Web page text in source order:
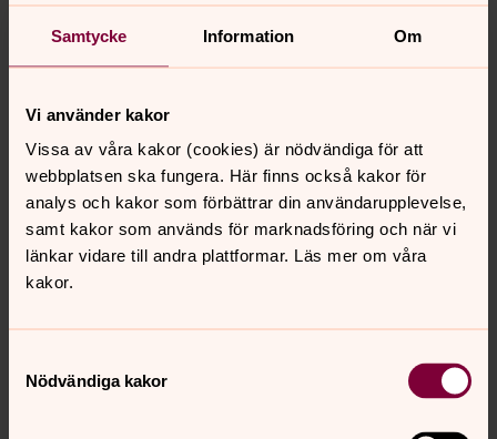
Samtycke Information Om
Vi använder kakor
Vissa av våra kakor (cookies) är nödvändiga för att
webbplatsen ska fungera. Här finns också kakor för
analys och kakor som förbättrar din användarupplevelse,
samt kakor som används för marknadsföring och när vi
länkar vidare till andra plattformar. Läs mer om våra
kakor.
Nödvändiga kakor
På altaret står två ljus samt blommor i blandade färger
Gammaltestamentlig
Epistel
Evangelium
Kyrkoårets bibeltexter